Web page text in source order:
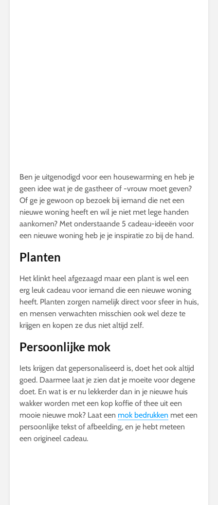
Ben je uitgenodigd voor een housewarming en heb je
geen idee wat je de gastheer of -vrouw moet geven?
Of ge je gewoon op bezoek bij iemand die net een
nieuwe woning heeft en wil je niet met lege handen
aankomen? Met onderstaande 5 cadeau-ideeën voor
een nieuwe woning heb je je inspiratie zo bij de hand.
Planten
Het klinkt heel afgezaagd maar een plant is wel een
erg leuk cadeau voor iemand die een nieuwe woning
heeft. Planten zorgen namelijk direct voor sfeer in huis,
en mensen verwachten misschien ook wel deze te
krijgen en kopen ze dus niet altijd zelf.
Persoonlijke mok
Iets krijgen dat gepersonaliseerd is, doet het ook altijd
goed. Daarmee laat je zien dat je moeite voor degene
doet. En wat is er nu lekkerder dan in je nieuwe huis
wakker worden met een kop koffie of thee uit een
mooie nieuwe mok? Laat een mok bedrukken met een
persoonlijke tekst of afbeelding, en je hebt meteen
een origineel cadeau.